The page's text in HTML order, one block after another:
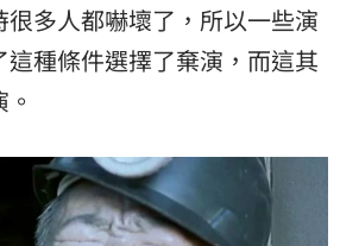
多人都嚇壞了，所以一些演
這種條件選擇了棄演，而這其